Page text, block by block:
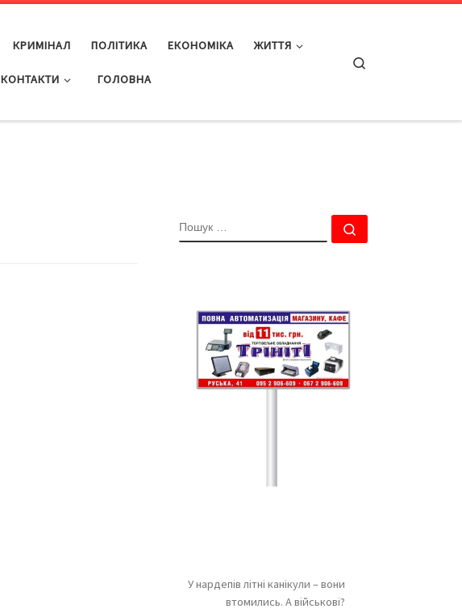
КРИМІНАЛ ПОЛІТИКА ЕКОНОМІКА ЖИТТЯ
КОНТАКТИ ГОЛОВНА
ПОШУК
У нардепів літні канікули – вони
втомились. А військові?